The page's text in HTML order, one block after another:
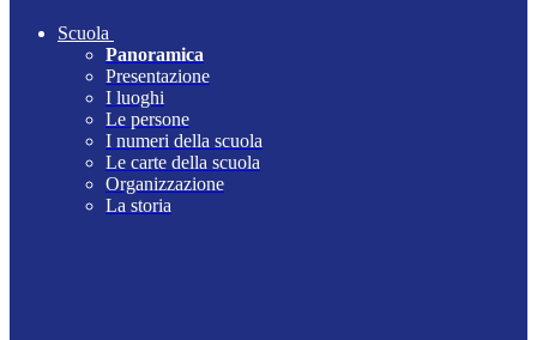
Scuola
Panoramica
Presentazione
I luoghi
Le persone
I numeri della scuola
Le carte della scuola
Organizzazione
La storia